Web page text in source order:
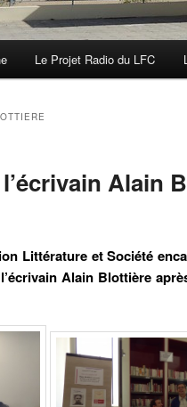
Le Projet Radio du LFC
Alain
Littérature et Société
Alain Blottière